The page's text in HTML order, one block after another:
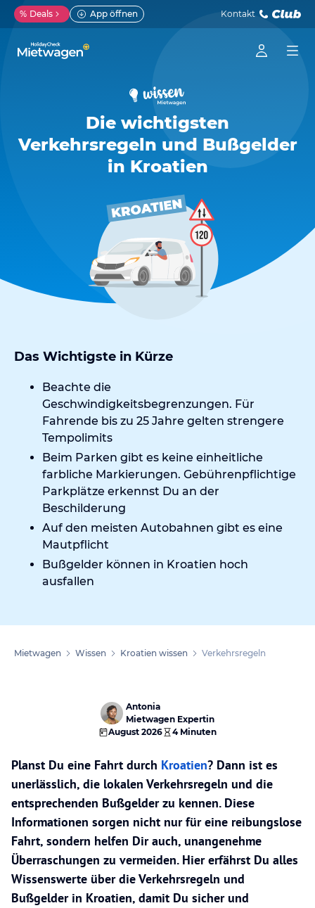
% Deals App öffnen Kontakt
Die wichtigsten
Verkehrsregeln und Bußgelder
in Kroatien
Das Wichtigste in Kürze
Beachte die
Geschwindigkeitsbegrenzungen. Für
Fahrende bis zu 25 Jahre gelten strengere
Tempolimits
Beim Parken gibt es keine einheitliche
farbliche Markierungen. Gebührenpflichtige
Parkplätze erkennst Du an der
Beschilderung
Auf den meisten Autobahnen gibt es eine
Mautpflicht
Bußgelder können in Kroatien hoch
ausfallen
Mietwagen Wissen Kroatien wissen Verkehrsregeln
Antonia
Mietwagen Expertin
August 2026
4 Minuten
Planst Du eine Fahrt durch Kroatien? Dann ist es
unerlässlich, die lokalen Verkehrsregeln und die
entsprechenden Bußgelder zu kennen. Diese
Informationen sorgen nicht nur für eine reibungslose
Fahrt, sondern helfen Dir auch, unangenehme
Überraschungen zu vermeiden. Hier erfährst Du alles
Wissenswerte über die Verkehrsregeln und
Bußgelder in Kroatien, damit Du sicher und